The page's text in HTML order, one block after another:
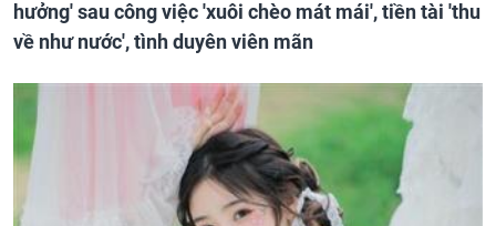
hưởng' sau công việc 'xuôi chèo mát mái', tiền tài 'thu
về như nước', tình duyên viên mãn